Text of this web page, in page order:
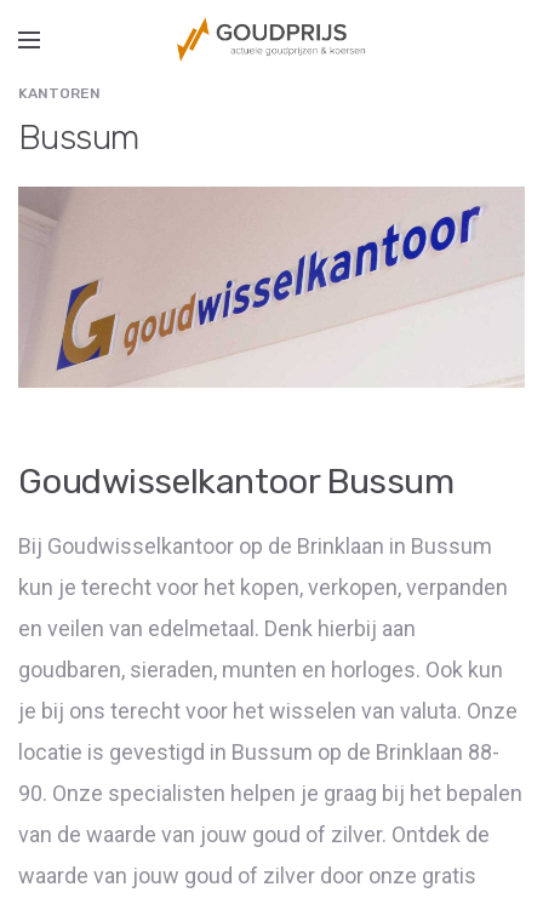
KANTOREN
Bussum
Goudwisselkantoor Bussum
Bij Goudwisselkantoor op de Brinklaan in Bussum
kun je terecht voor het kopen, verkopen, verpanden
en veilen van edelmetaal. Denk hierbij aan
goudbaren, sieraden, munten en horloges. Ook kun
je bij ons terecht voor het wisselen van valuta. Onze
locatie is gevestigd in Bussum op de Brinklaan 88-
90. Onze specialisten helpen je graag bij het bepalen
van de waarde van jouw goud of zilver. Ontdek de
waarde van jouw goud of zilver door onze gratis